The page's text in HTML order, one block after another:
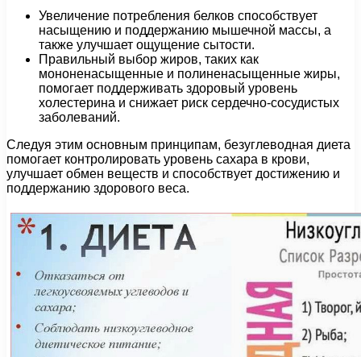
Увеличение потребления белков способствует
насыщению и поддержанию мышечной массы, а
также улучшает ощущение сытости.
Правильный выбор жиров, таких как
мононенасыщенные и полиненасыщенные жиры,
помогает поддерживать здоровый уровень
холестерина и снижает риск сердечно-сосудистых
заболеваний.
Следуя этим основным принципам, безуглеводная диета
помогает контролировать уровень сахара в крови,
улучшает обмен веществ и способствует достижению и
поддержанию здорового веса.